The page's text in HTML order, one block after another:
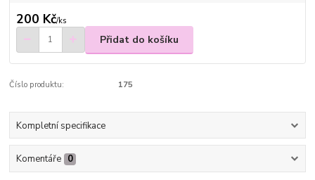
200 Kč/ks
Přidat do košíku
Číslo produktu: 175
Kompletní specifikace
Komentáře 0